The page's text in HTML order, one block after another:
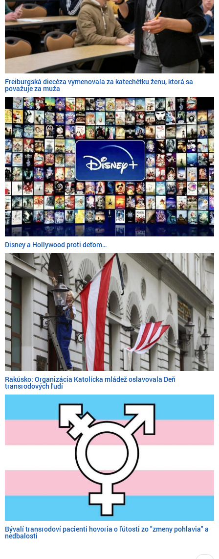
Freiburgská diecéza vymenovala za katechétku ženu, ktorá sa
považuje za muža
Disney a Hollywood proti deťom…
Rakúsko: Organizácia Katolícka mládež oslavovala Deň
transrodových ľudí
Bývalí transrodoví pacienti hovoria o ľútosti zo "zmeny pohlavia" a
nedbalosti